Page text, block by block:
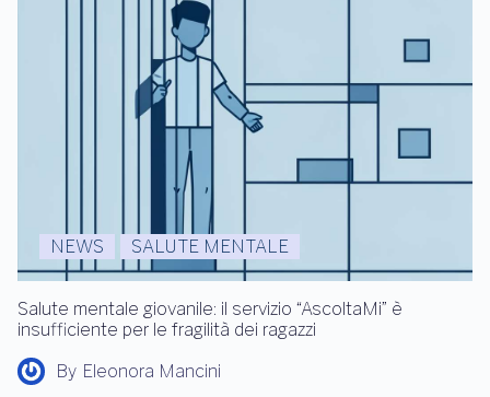
NEWS SALUTE MENTALE
Salute mentale giovanile: il servizio “AscoltaMi” è
insufficiente per le fragilità dei ragazzi
By Eleonora Mancini